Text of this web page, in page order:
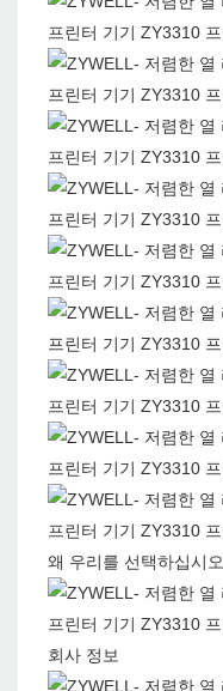
왜 우리를 선택하십시오
회사 정보